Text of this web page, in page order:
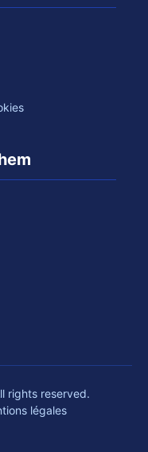
rights reserved.
légales